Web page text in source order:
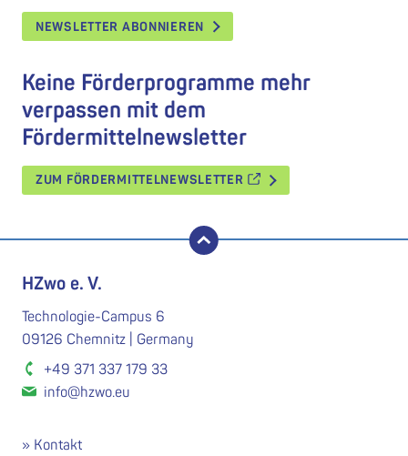
NEWSLETTER ABONNIEREN
Keine Förderprogramme mehr
verpassen mit dem
Fördermittelnewsletter
ZUM FÖRDERMITTELNEWSLETTER
nach oben
HZwo e. V.
Technologie-Campus 6
09126 Chemnitz | Germany
+49 371 337 179 33
info@hzwo.eu
Kontakt